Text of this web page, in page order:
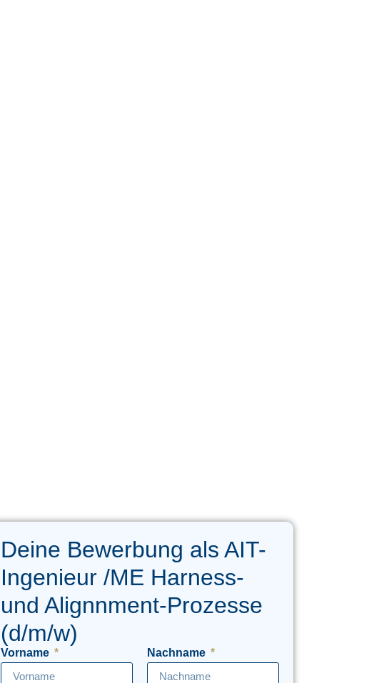
Deine Bewerbung als AIT-
Ingenieur /ME Harness-
und Alignnment-Prozesse
(d/m/w)
Vorname Nachname